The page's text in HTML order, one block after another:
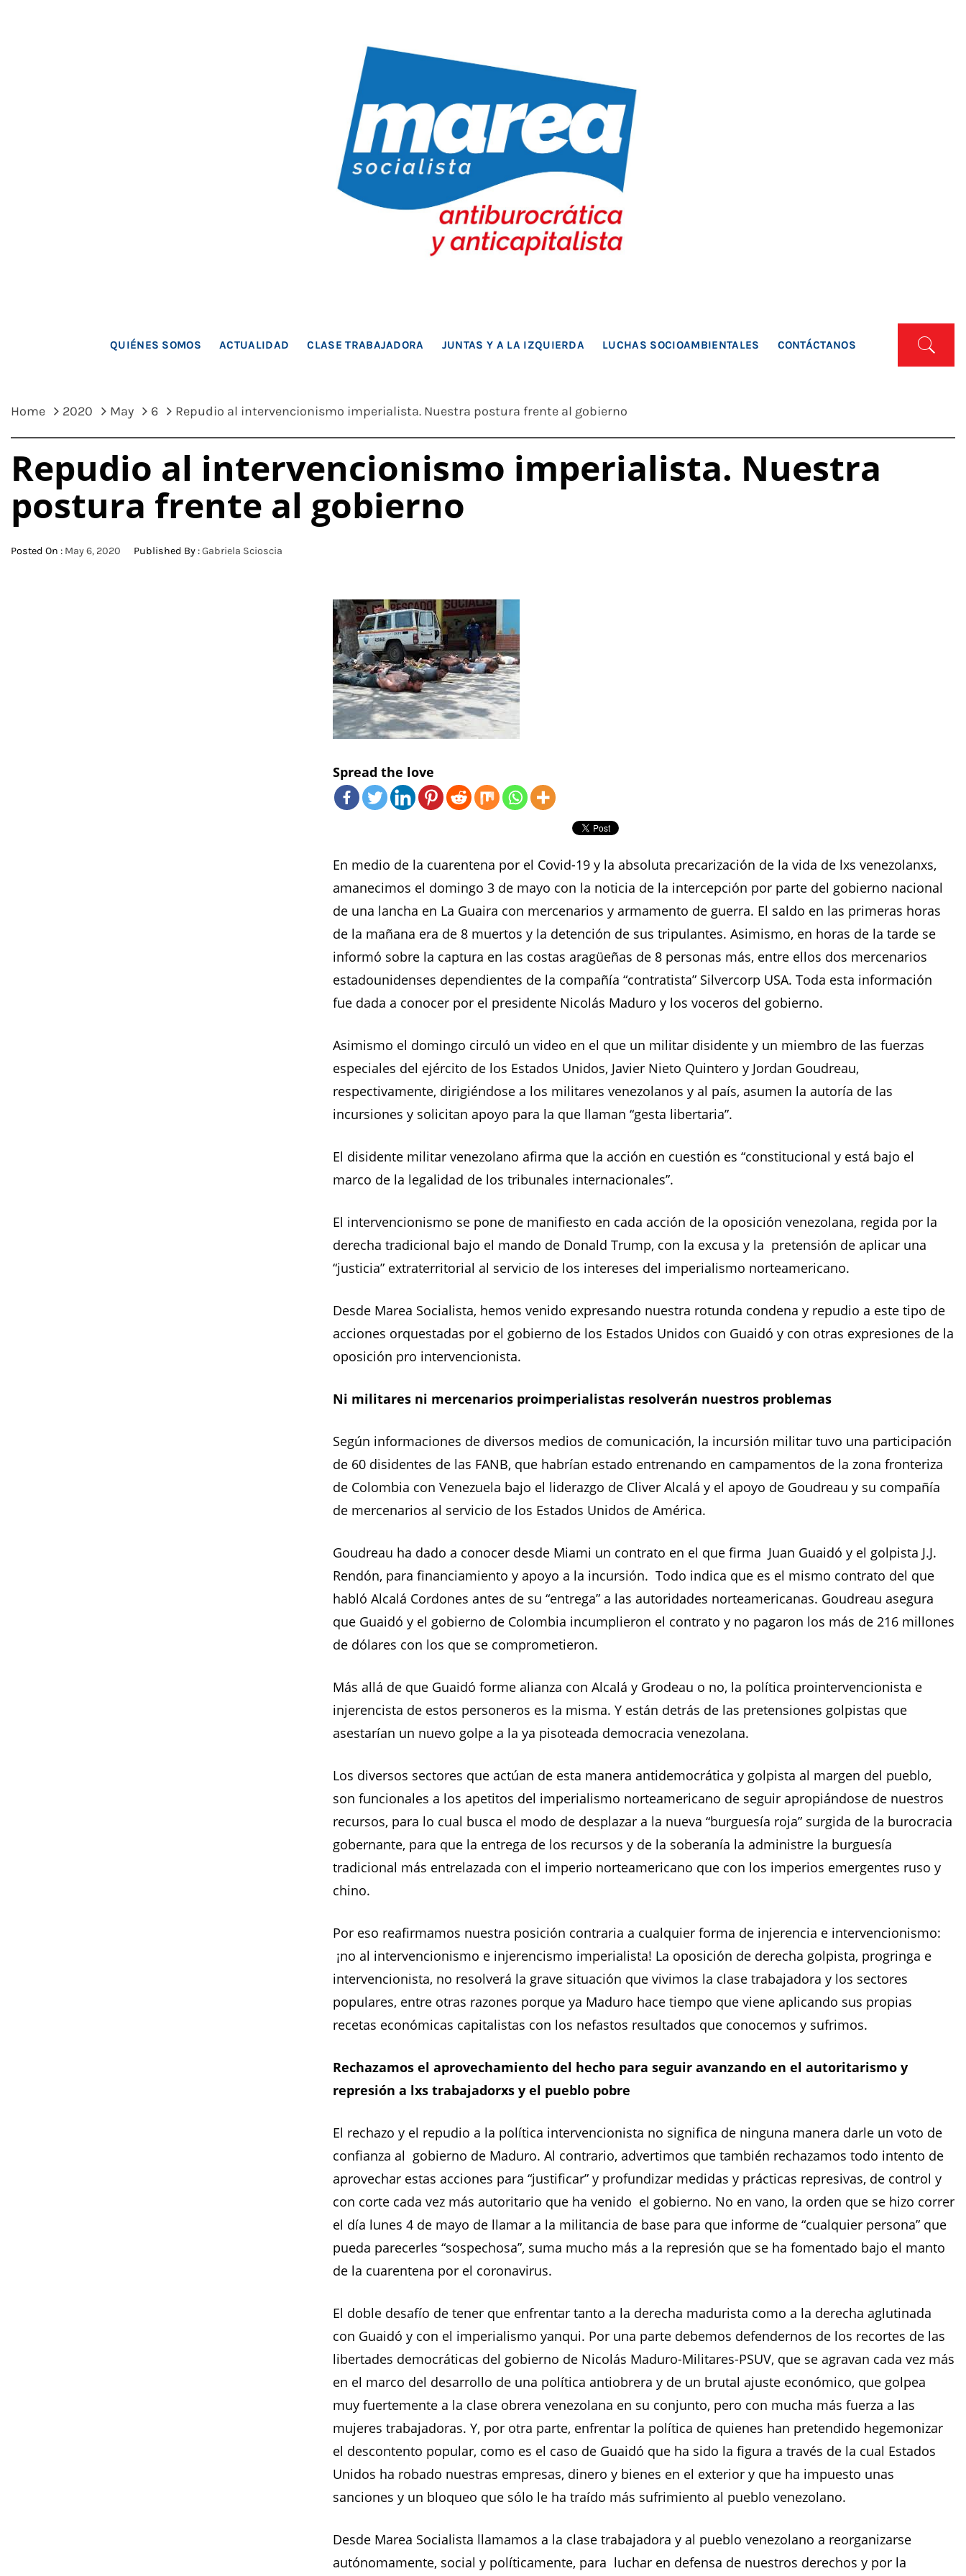
MAREA SOCIALISTA
QUIÉNES SOMOS ACTUALIDAD CLASE TRABAJADORA JUNTAS Y A LA IZQUIERDA LUCHAS SOCIOAMBIENTALES CONTÁCTANOS
Home 2020 May 6 Repudio al intervencionismo imperialista. Nuestra postura frente al gobierno
Repudio al intervencionismo imperialista. Nuestra
postura frente al gobierno
Posted On : May 6, 2020 Published By :Gabriela Scioscia
Spread the love
En medio de la cuarentena por el Covid-19 y la absoluta precarización de la vida de lxs venezolanxs,
amanecimos el domingo 3 de mayo con la noticia de la intercepción por parte del gobierno nacional
de una lancha en La Guaira con mercenarios y armamento de guerra. El saldo en las primeras horas
de la mañana era de 8 muertos y la detención de sus tripulantes. Asimismo, en horas de la tarde se
informó sobre la captura en las costas aragüeñas de 8 personas más, entre ellos dos mercenarios
estadounidenses dependientes de la compañía “contratista” Silvercorp USA. Toda esta información
fue dada a conocer por el presidente Nicolás Maduro y los voceros del gobierno.
Asimismo el domingo circuló un video en el que un militar disidente y un miembro de las fuerzas
especiales del ejército de los Estados Unidos, Javier Nieto Quintero y Jordan Goudreau,
respectivamente, dirigiéndose a los militares venezolanos y al país, asumen la autoría de las
incursiones y solicitan apoyo para la que llaman “gesta libertaria”.
El disidente militar venezolano afirma que la acción en cuestión es “constitucional y está bajo el
marco de la legalidad de los tribunales internacionales”.
El intervencionismo se pone de manifiesto en cada acción de la oposición venezolana, regida por la
derecha tradicional bajo el mando de Donald Trump, con la excusa y la pretensión de aplicar una
“justicia” extraterritorial al servicio de los intereses del imperialismo norteamericano.
Desde Marea Socialista, hemos venido expresando nuestra rotunda condena y repudio a este tipo de
acciones orquestadas por el gobierno de los Estados Unidos con Guaidó y con otras expresiones de la
oposición pro intervencionista.
Ni militares ni mercenarios proimperialistas resolverán nuestros problemas
Según informaciones de diversos medios de comunicación, la incursión militar tuvo una participación
de 60 disidentes de las FANB, que habrían estado entrenando en campamentos de la zona fronteriza
de Colombia con Venezuela bajo el liderazgo de Cliver Alcalá y el apoyo de Goudreau y su compañía
de mercenarios al servicio de los Estados Unidos de América.
Goudreau ha dado a conocer desde Miami un contrato en el que firma Juan Guaidó y el golpista J.J.
Rendón, para financiamiento y apoyo a la incursión. Todo indica que es el mismo contrato del que
habló Alcalá Cordones antes de su “entrega” a las autoridades norteamericanas. Goudreau asegura
que Guaidó y el gobierno de Colombia incumplieron el contrato y no pagaron los más de 216 millones
de dólares con los que se comprometieron.
Más allá de que Guaidó forme alianza con Alcalá y Grodeau o no, la política prointervencionista e
injerencista de estos personeros es la misma. Y están detrás de las pretensiones golpistas que
asestarían un nuevo golpe a la ya pisoteada democracia venezolana.
Los diversos sectores que actúan de esta manera antidemocrática y golpista al margen del pueblo,
son funcionales a los apetitos del imperialismo norteamericano de seguir apropiándose de nuestros
recursos, para lo cual busca el modo de desplazar a la nueva “burguesía roja” surgida de la burocracia
gobernante, para que la entrega de los recursos y de la soberanía la administre la burguesía
tradicional más entrelazada con el imperio norteamericano que con los imperios emergentes ruso y
chino.
Por eso reafirmamos nuestra posición contraria a cualquier forma de injerencia e intervencionismo:
¡no al intervencionismo e injerencismo imperialista! La oposición de derecha golpista, progringa e
intervencionista, no resolverá la grave situación que vivimos la clase trabajadora y los sectores
populares, entre otras razones porque ya Maduro hace tiempo que viene aplicando sus propias
recetas económicas capitalistas con los nefastos resultados que conocemos y sufrimos.
Rechazamos el aprovechamiento del hecho para seguir avanzando en el autoritarismo y
represión a lxs trabajadorxs y el pueblo pobre
El rechazo y el repudio a la política intervencionista no significa de ninguna manera darle un voto de
confianza al gobierno de Maduro. Al contrario, advertimos que también rechazamos todo intento de
aprovechar estas acciones para “justificar” y profundizar medidas y prácticas represivas, de control y
con corte cada vez más autoritario que ha venido el gobierno. No en vano, la orden que se hizo correr
el día lunes 4 de mayo de llamar a la militancia de base para que informe de “cualquier persona” que
pueda parecerles “sospechosa”, suma mucho más a la represión que se ha fomentado bajo el manto
de la cuarentena por el coronavirus.
El doble desafío de tener que enfrentar tanto a la derecha madurista como a la derecha aglutinada
con Guaidó y con el imperialismo yanqui. Por una parte debemos defendernos de los recortes de las
libertades democráticas del gobierno de Nicolás Maduro-Militares-PSUV, que se agravan cada vez más
en el marco del desarrollo de una política antiobrera y de un brutal ajuste económico, que golpea
muy fuertemente a la clase obrera venezolana en su conjunto, pero con mucha más fuerza a las
mujeres trabajadoras. Y, por otra parte, enfrentar la política de quienes han pretendido hegemonizar
el descontento popular, como es el caso de Guaidó que ha sido la figura a través de la cual Estados
Unidos ha robado nuestras empresas, dinero y bienes en el exterior y que ha impuesto unas
sanciones y un bloqueo que sólo le ha traído más sufrimiento al pueblo venezolano.
Desde Marea Socialista llamamos a la clase trabajadora y al pueblo venezolano a reorganizarse
autónomamente, social y políticamente, para luchar en defensa de nuestros derechos y por la